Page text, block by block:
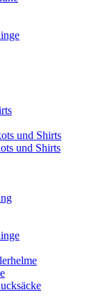
und Shirts
und Shirts